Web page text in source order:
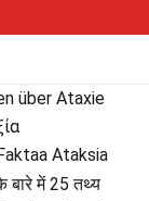
über Ataxie
Ataksia
बारे में 25 तथ्य